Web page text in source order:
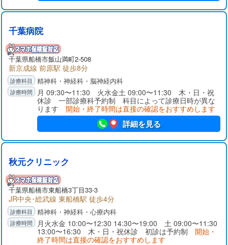
千葉病院
千葉県船橋市飯山満町2-508
新京成線 前原駅 徒歩8分
精神科・神経科・脳神経内科
月 09:30〜11:30 火水金土 09:00〜11:30 木・日・祝
休診 一部診療科予約制 科目によって診療日時が異な
ります 開始・終了時間は直接の確認をおすすめします
詳細を見る
秋元クリニック
千葉県船橋市東船橋3丁目33-3
JR中央･総武線 東船橋駅 徒歩4分
精神科・神経科・心療内科
月火水金 10:00〜12:30 14:30〜19:00 土 09:00〜11:30
13:00〜16:30 木・日・祝休診 初診は予約制 開始・
終了時間は直接の確認をおすすめします